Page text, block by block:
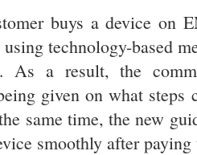
buys a device on
technology-based
As a result, the
given on what
same time, the new
smoothly after paying